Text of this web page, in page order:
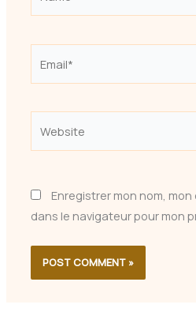
Enregistrer mon nom,
dans le navigateur pour mon